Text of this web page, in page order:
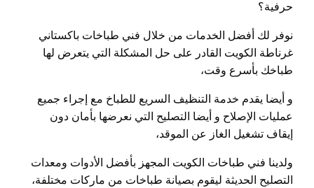
حرفية؟
نوفر لك أفضل الخدمات من خلال فني طباخات باكستاني
غرناطة الكويت القادر على حل المشكلة التي يتعرض لها
طباخك بأسرع وقت،
و أيضا يقدم خدمة التنظيف السريع للطباخ مع إجراء جميع
عمليات الإصلاح و أيضا التصليح التي نعرضها بأمان دون
إيقاف تشغيل الغاز عن الموقد،
ولدينا فني طباخات الكويت المجهز بأفضل الأدوات ومعدات
التصليح الحديثة ليقوم بصيانة طباخات من ماركات مختلفة،